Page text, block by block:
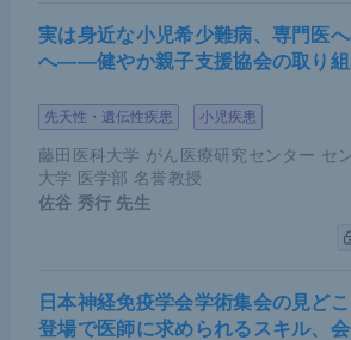
実は身近な小児希少難病、専門医
へ――健やか親子支援協会の取り
先天性・遺伝性疾患 小児疾患
藤田医科大学 がん医療研究センター セ
大学 医学部 名誉教授
佐谷 秀行 先生
日本神経免疫学会学術集会の見ど
登場で医師に求められるスキル、